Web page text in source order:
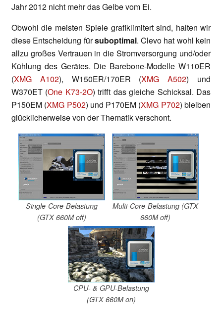
Jahr 2012 nicht mehr das Gelbe vom Ei.
Obwohl die meisten Spiele grafiklimitert sind, halten wir
diese Entscheidung fürsuboptimal. Clevo hat wohl kein
allzu großes Vertrauen in die Stromversorgung und/oder
Kühlung des Gerätes. Die Barebone-Modelle W110ER
(XMG A102), W150ER/170ER (XMG A502) und
W370ET (One K73-2O) trifft das gleiche Schicksal. Das
P150EM (XMG P502) und P170EM (XMG P702) bleiben
glücklicherweise von der Thematik verschont.
Single-Core-Belastung
(GTX 660M off)
Multi-Core-Belastung (GTX
660M off)
CPU- & GPU-Belastung
(GTX 660M on)